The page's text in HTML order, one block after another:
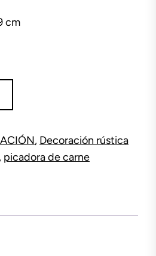
cm
, Decoración rústica
, picadora de carne